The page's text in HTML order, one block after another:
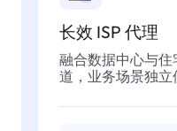
长效 ISP 代理
融合数据中心与住
道，业务场景独立